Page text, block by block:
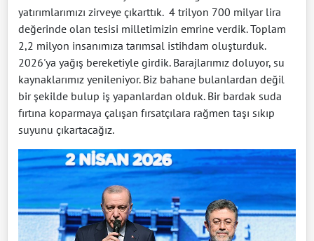
yatırımlarımızı zirveye çıkarttık. 4 trilyon 700 milyar lira
değerinde olan tesisi milletimizin emrine verdik. Toplam
2,2 milyon insanımıza tarımsal istihdam oluşturduk.
2026'ya yağış bereketiyle girdik. Barajlarımız doluyor, su
kaynaklarımız yenileniyor. Biz bahane bulanlardan değil
bir şekilde bulup iş yapanlardan olduk. Bir bardak suda
fırtına koparmaya çalışan fırsatçılara rağmen taşı sıkıp
suyunu çıkartacağız.